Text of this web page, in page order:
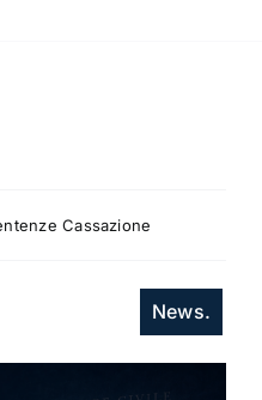
Cassazione
News.